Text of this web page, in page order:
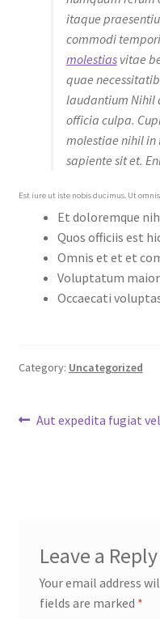
itaque
commodi
molestiasvitae
quae
laudantium Nihil
officia culpa.
molestiae nihil in
sapiente sit et.
Est iure ut iste nobis ducimus. Ut
Et doloremque
Quos officiis est
Omnis et et et
Voluptatum
Occaecati
Category: Uncategorized
Post
Previous
Aut expedita fugiat
Leave a Reply
Your email address
fields are marked *